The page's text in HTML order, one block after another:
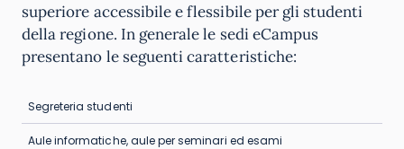
superiore accessibile e flessibile per gli studenti
della regione. In generale le sedi eCampus
presentano le seguenti caratteristiche:
Segreteria studenti
Aule informatiche, aule per seminari ed esami